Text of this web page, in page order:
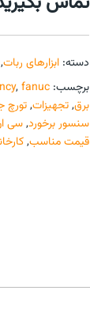
دسته: ابزارهای ربات,
برچسب:
, fanuc
برق,تجهیزات,
سنسور برخورد,سی
قیمت مناسب,